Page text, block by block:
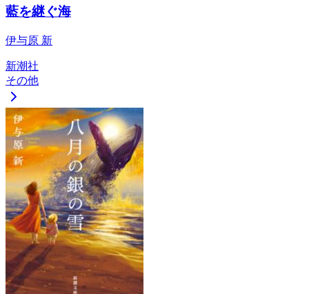
藍を継ぐ海
伊与原 新
新潮社
その他